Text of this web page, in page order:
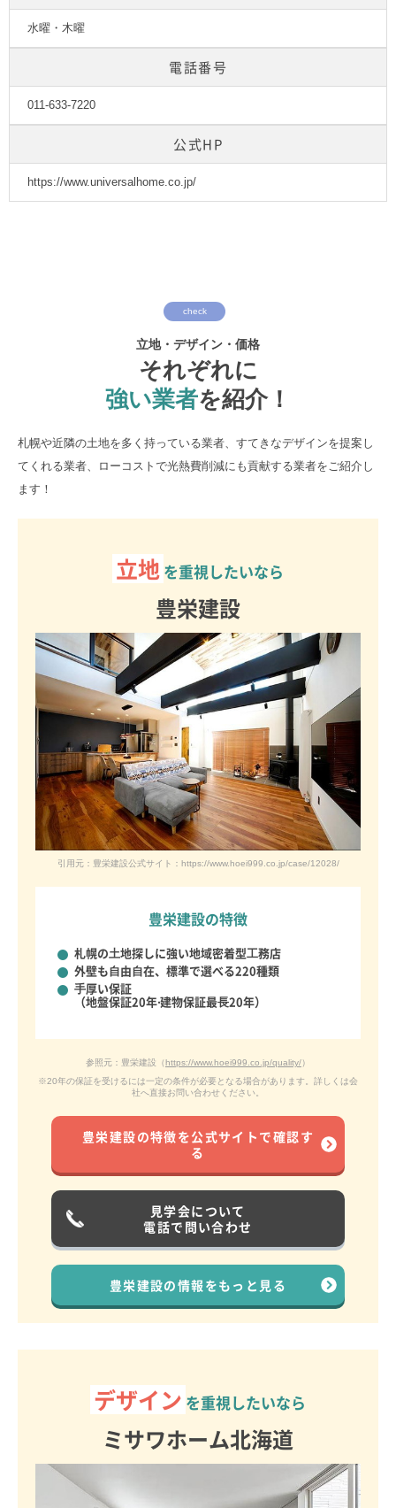
水曜・木曜
電話番号
011-633-7220
公式HP
https://www.universalhome.co.jp/
check
立地・デザイン・価格
それぞれに
強い業者を紹介！
札幌や近隣の土地を多く持っている業者、すてきなデザインを提案し
てくれる業者、ローコストで光熱費削減にも貢献する業者をご紹介し
ます！
立地 を重視したいなら
豊栄建設
引用元：豊栄建設公式サイト：https://www.hoei999.co.jp/case/12028/
豊栄建設の特徴
札幌の⼟地探しに強い地域密着型⼯務店
外壁も⾃由⾃在、 標準で選べる220種類
⼿厚い保証
（地盤保証20年‧建物保証最⻑20年）
参照元：豊栄建設（https://www.hoei999.co.jp/quality/）
※20年の保証を受けるには一定の条件が必要となる場合があります。詳しくは会
社へ直接お問い合わせください。
豊栄建設の特徴を公式サイトで確認す
る
見学会について
電話で問い合わせ
豊栄建設の情報をもっと見る
デザイン を重視したいなら
ミサワホーム北海道